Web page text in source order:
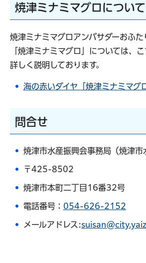
焼津ミナミマグロについて
焼津ミナミマグロアンバサダーおふた
「焼津ミナミマグロ」については、
詳しく説明しております。
海の赤いダイヤ「焼津ミナミマグ
問合せ
焼津市水産振興会事務局（焼津市
〒425-8502
焼津市本町二丁目16番32号
電話番号： 054-626-2152
メールアドレス: